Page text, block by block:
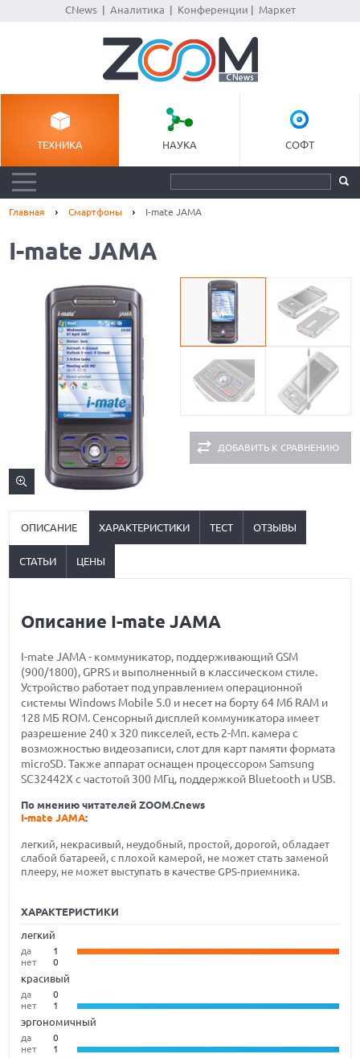
CNews| Аналитика Конференции Маркет
ТЕХНИКА НАУКА СОФТ
Главная Смартфоны I-mate JAMA
I-mate JAMA
ДОБАВИТЬ К СРАВНЕНИЮ
ОПИСАНИЕ ХАРАКТЕРИСТИКИ ТЕСТ ОТЗЫВЫ
СТАТЬИ ЦЕНЫ
Описание I-mate JAMA
I-mate JAMA - коммуникатор, поддерживающий GSM
(900/1800), GPRS и выполненный в классическом стиле.
Устройство работает под управлением операционной
системы Windows Mobile 5.0 и несет на борту 64 Мб RAM и
128 МБ ROM. Сенсорный дисплей коммуникатора имеет
разрешение 240 х 320 пикселей, есть 2-Мп. камера с
возможностью видеозаписи, слот для карт памяти формата
microSD. Также аппарат оснащен процессором Samsung
SC32442X с частотой 300 МГц, поддержкой Bluetooth и USB.
По мнению читателей ZOOM.Cnews
I-mate JAMA:
легкий, некрасивый, неудобный, простой, дорогой, обладает
слабой батареей, с плохой камерой, не может стать заменой
плееру, не может выступать в качестве GPS-приемника.
ХАРАКТЕРИСТИКИ
легкий
да
1
нет
0
красивый
да
0
нет
1
эргономичный
да
0
нет
1